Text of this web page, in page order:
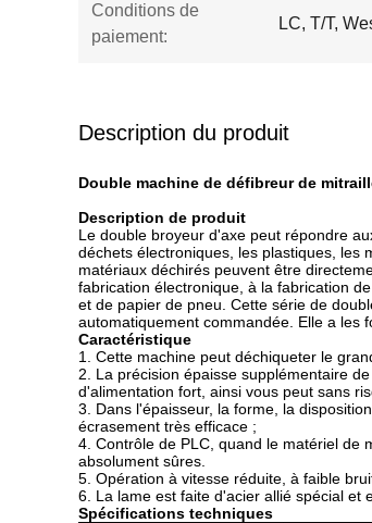
Conditions de
paiement:
LC, T/T,
Description du produit
Double machine de défibreur de
Description de produit
Le double broyeur d'axe peut répondre
déchets électroniques, les plastiques, les
matériaux déchirés peuvent être
fabrication électronique, à la fabrication
et de papier de pneu. Cette série de
automatiquement commandée. Elle a les
Caractéristique
1. Cette machine peut déchiqueter le
2. La précision épaisse supplémentaire
d'alimentation fort, ainsi vous peut sans
3. Dans l'épaisseur, la forme, la
écrasement très efficace ;
4. Contrôle de PLC, quand le matériel de
absolument sûres.
5. Opération à vitesse réduite, à faible
6. La lame est faite d'acier allié spécial et
Spécifications techniques